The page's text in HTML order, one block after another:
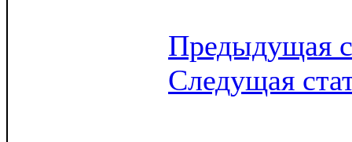
Предыдущая
Следущая